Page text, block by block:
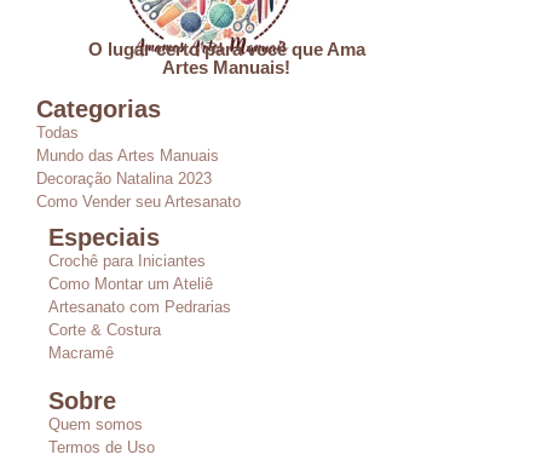
O lugar certo para você que Ama
Artes Manuais!
Categorias
Todas
Mundo das Artes Manuais
Decoração Natalina 2023
Como Vender seu Artesanato
Especiais
Crochê para Iniciantes
Como Montar um Ateliê
Artesanato com Pedrarias
Corte & Costura
Macramê
Sobre
Quem somos
Termos de Uso